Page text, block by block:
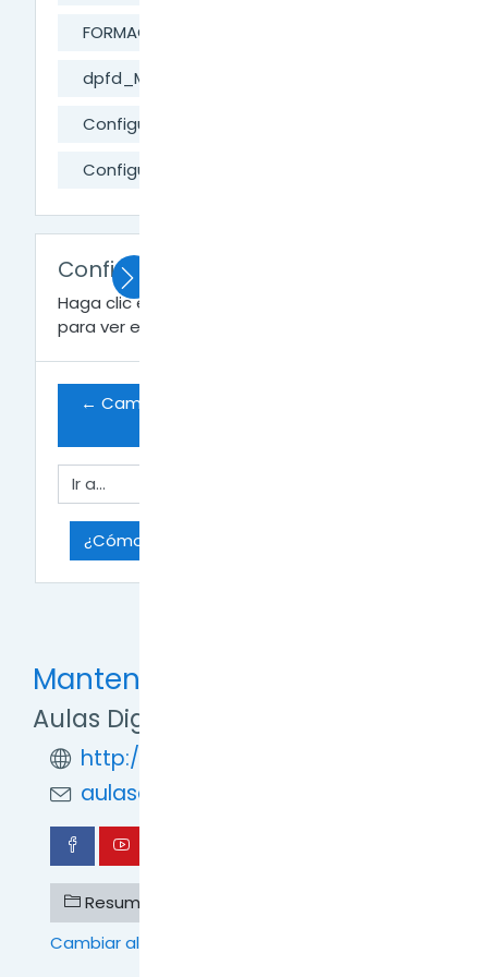
FORMACIÓN DIGITAL
dpfd_MesaAyuda
Configurar Área Personal
Configurar el editor de texto.
Configurar el editor de texto.
Haga clic en
para ver el archivo.
← Cambiar la contraseña de mi cuenta
Ir a...
¿Cómo acceder y configurar el aula? →
Mantente en contacto
Aulas Digitales TDF
http://formaciondigital.tdf.gob.ar/
aulasdigitales.tdf@gmail.com
Resumen de retención de datos
Cambiar al tema estándar